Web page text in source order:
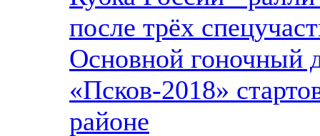
после трёх
Основной гоночный
«Псков-2018»
районе